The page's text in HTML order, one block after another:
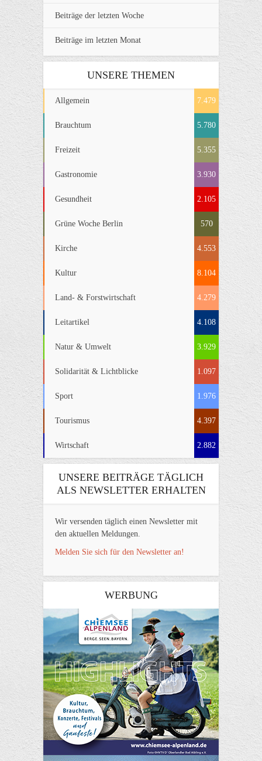
Beiträge der letzten Woche
Beiträge im letzten Monat
UNSERE THEMEN
Allgemein 7.479
Brauchtum 5.780
Freizeit 5.355
Gastronomie 3.930
Gesundheit 2.105
Grüne Woche Berlin 570
Kirche 4.553
Kultur 8.104
Land- & Forstwirtschaft 4.279
Leitartikel 4.108
Natur & Umwelt 3.929
Solidarität & Lichtblicke 1.097
Sport 1.976
Tourismus 4.397
Wirtschaft 2.882
UNSERE BEITRÄGE TÄGLICH
ALS NEWSLETTER ERHALTEN
Wir versenden täglich einen Newsletter mit
den aktuellen Meldungen.
Melden Sie sich für den Newsletter an!
WERBUNG